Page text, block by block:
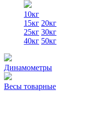
10кг
15кг 20кг
25кг 30кг
40кг 50кг
Динамометры
Весы товарные